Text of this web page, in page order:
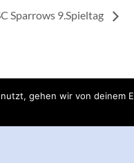
Sparrows 9.Spieltag
gehen wir von deinem